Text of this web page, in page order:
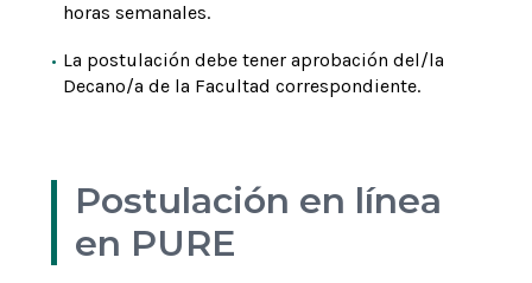
horas semanales.
La postulación debe tener aprobación del/la
Decano/a de la Facultad correspondiente.
Postulación en línea
en PURE